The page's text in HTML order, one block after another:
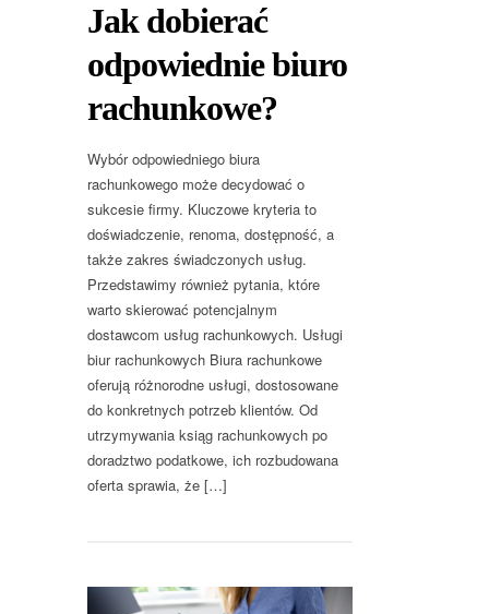
Jak dobierać
odpowiednie biuro
rachunkowe?
Wybór odpowiedniego biura
rachunkowego może decydować o
sukcesie firmy. Kluczowe kryteria to
doświadczenie, renoma, dostępność, a
także zakres świadczonych usług.
Przedstawimy również pytania, które
warto skierować potencjalnym
dostawcom usług rachunkowych. Usługi
biur rachunkowych Biura rachunkowe
oferują różnorodne usługi, dostosowane
do konkretnych potrzeb klientów. Od
utrzymywania ksiąg rachunkowych po
doradztwo podatkowe, ich rozbudowana
oferta sprawia, że […]